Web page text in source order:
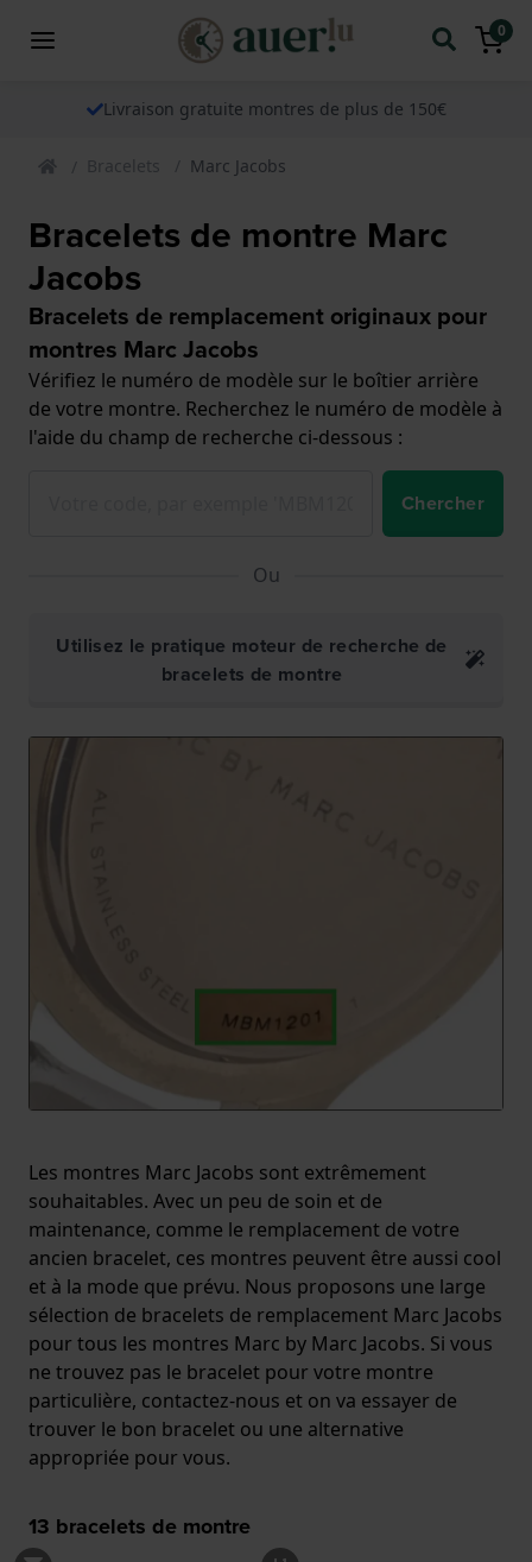
0
Livraison gratuite montres de plus de 150€
Bracelets Marc Jacobs
Bracelets de montre Marc
Jacobs
Bracelets de remplacement originaux pour
montres Marc Jacobs
Vérifiez le numéro de modèle sur le boîtier arrière
de votre montre. Recherchez le numéro de modèle à
l'aide du champ de recherche ci-dessous :
Chercher
Ou
Utilisez le pratique moteur de recherche de
bracelets de montre
Les montres Marc Jacobs sont extrêmement
souhaitables. Avec un peu de soin et de
maintenance, comme le remplacement de votre
ancien bracelet, ces montres peuvent être aussi cool
et à la mode que prévu. Nous proposons une large
sélection de bracelets de remplacement Marc Jacobs
pour tous les montres Marc by Marc Jacobs. Si vous
ne trouvez pas le bracelet pour votre montre
particulière, contactez-nous et on va essayer de
trouver le bon bracelet ou une alternative
appropriée pour vous.
13 bracelets de montre